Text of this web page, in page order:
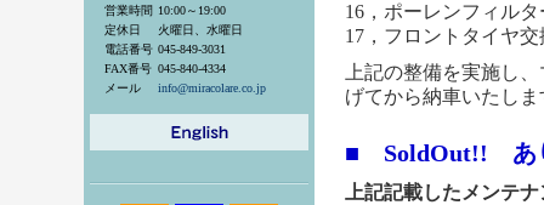
営業時間 10:00～19:00
定休日
火曜日、水曜日
電話番号 045-849-3031
FAX番号 045-840-4334
メール
info@miracolare.co.jp
16，ポーレンフィル
17，フロントタイヤ交
上記の整備を実施し
げてから納車いたしま
■ SoldOut!! あ
上記記載したメンテ